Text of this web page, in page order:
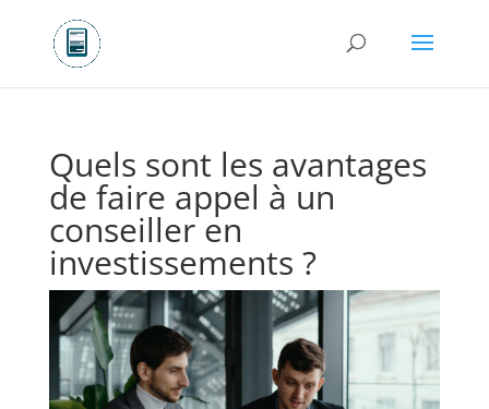
Quels sont les avantages
de faire appel à un
conseiller en
investissements ?